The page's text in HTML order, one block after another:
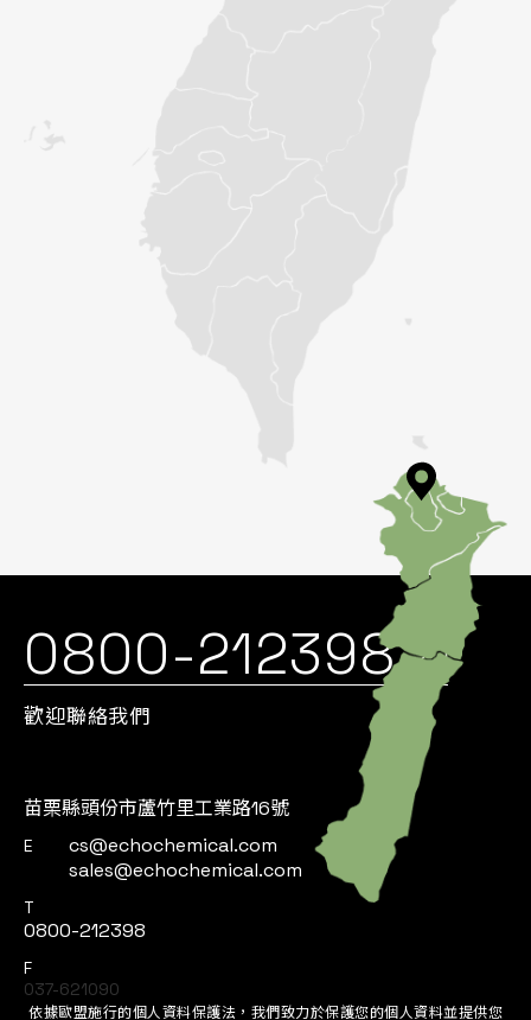
0800-212398
歡迎聯絡我們
苗栗縣頭份市蘆竹里工業路16號
E
cs@echochemical.com
sales@echochemical.com
T
0800-212398
F
037-621090
依據歐盟施行的個人資料保護法，我們致力於保護您的個人資料並提供您